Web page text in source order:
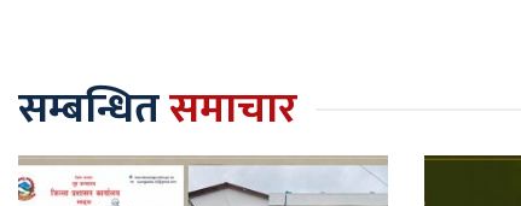
सम्बन्धितसमाचार